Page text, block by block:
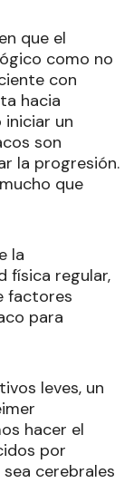
que el
como no
con
hacia
un
son
la progresión.
que
la
física regular,
factores
para
leves, un
hacer el
por
cerebrales